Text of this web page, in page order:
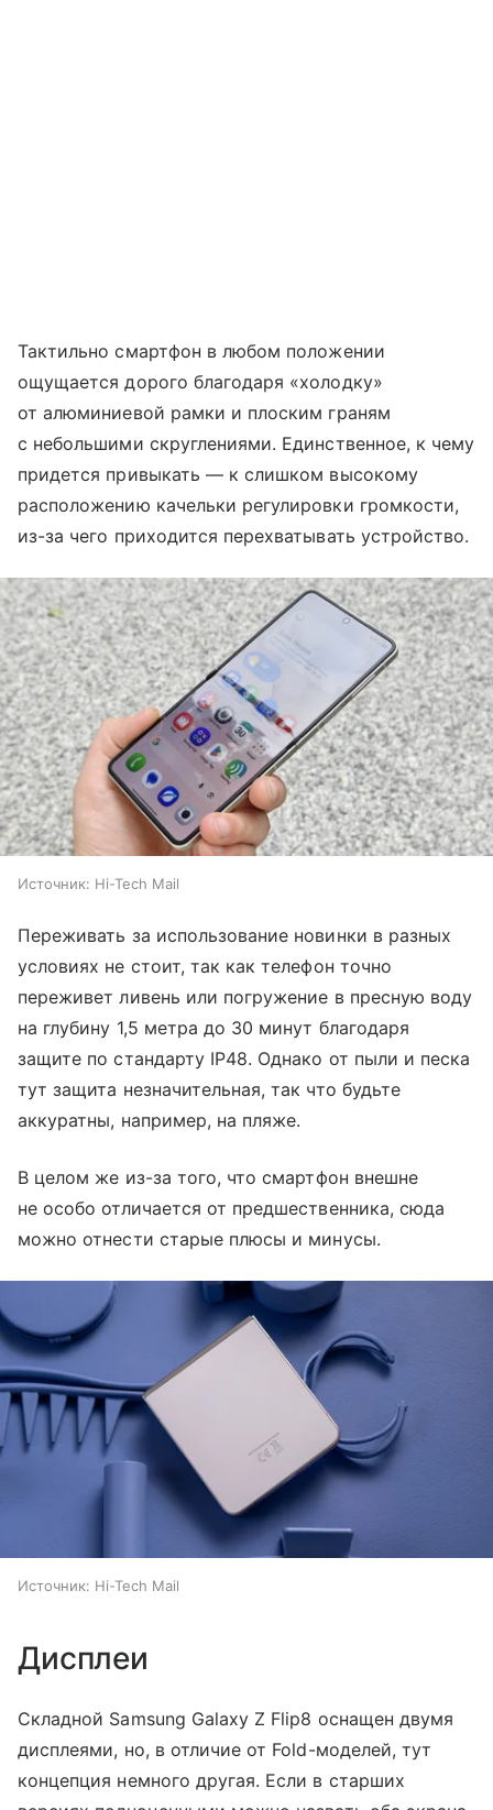
Тактильно смартфон в любом положении
ощущается дорого благодаря «холодку»
от алюминиевой рамки и плоским граням
с небольшими скруглениями. Единственное, к чему
придется привыкать — к слишком высокому
расположению качельки регулировки громкости,
из-за чего приходится перехватывать устройство.
Источник: Hi-Tech Mail
Переживать за использование новинки в разных
условиях не стоит, так как телефон точно
переживет ливень или погружение в пресную воду
на глубину 1,5 метра до 30 минут благодаря
защите по стандарту IP48. Однако от пыли и песка
тут защита незначительная, так что будьте
аккуратны, например, на пляже.
В целом же из-за того, что смартфон внешне
не особо отличается от предшественника, сюда
можно отнести старые плюсы и минусы.
Источник: Hi-Tech Mail
Дисплеи
Складной Samsung Galaxy Z Flip8 оснащен двумя
дисплеями, но, в отличие от Fold-моделей, тут
концепция немного другая. Если в старших